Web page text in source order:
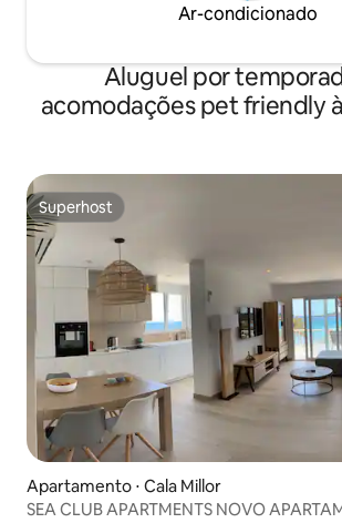
Ar-condicionado
Aluguel por
acomodações pet friendly
Superhost
Superhost
Apartamento ⋅ Cala Millor
SEA CLUB APARTMENTS NOVO